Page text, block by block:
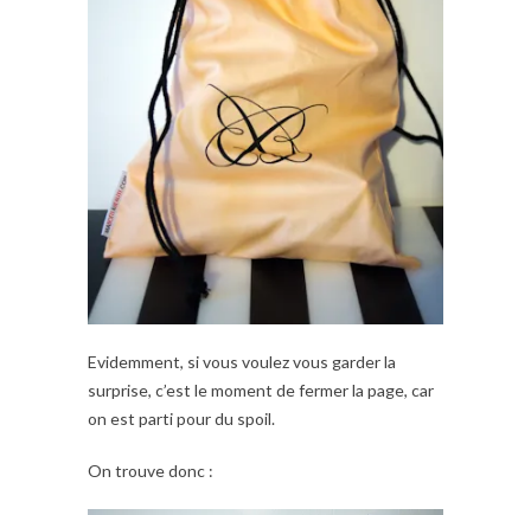
Evidemment, si vous voulez vous garder la
surprise, c’est le moment de fermer la page, car
on est parti pour du spoil.
On trouve donc :